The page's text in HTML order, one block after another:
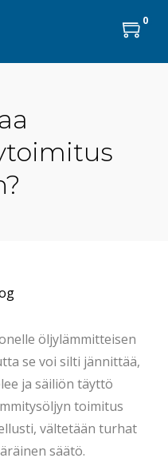
0
öljylämmitteisen
se voi silti jännittää,
ja säiliön täyttö
toimitus
vältetään turhat
säätö.